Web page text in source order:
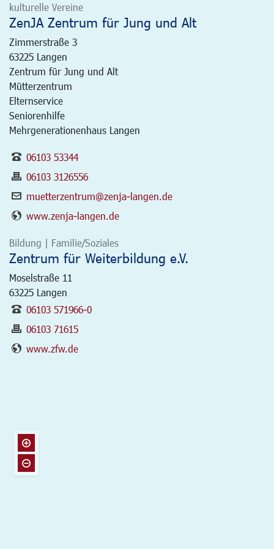
kulturelle Vereine
ZenJA Zentrum für Jung und Alt
Zimmerstraße 3
63225 Langen
Zentrum für Jung und Alt
Mütterzentrum
Elternservice
Seniorenhilfe
Mehrgenerationenhaus Langen
06103 53344
06103 3126556
muetterzentrum@zenja-langen.de
www.zenja-langen.de
Bildung | Familie/Soziales
Zentrum für Weiterbildung e.V.
Moselstraße 11
63225 Langen
06103 571966-0
06103 71615
www.zfw.de